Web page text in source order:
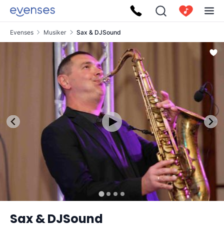
Evenses Musiker Sax & DJSound
Sax & DJSound